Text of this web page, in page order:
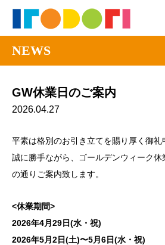
NEWS
GW休業日のご案内
2026.04.27
平素は格別のお引き立てを賜り厚く御礼
誠に勝手ながら、ゴールデンウィーク
の通りご案内致します。
<休業期間>
2026年4月29日(水・祝)
2026年5月2日(土)〜5月6日(水・祝)